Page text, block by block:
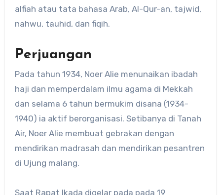
alfiah atau tata bahasa Arab, Al-Qur-an, tajwid,
nahwu, tauhid, dan fiqih.
Perjuangan
Pada tahun 1934, Noer Alie menunaikan ibadah
haji dan memperdalam ilmu agama di Mekkah
dan selama 6 tahun bermukim disana (1934-
1940) ia aktif berorganisasi. Setibanya di Tanah
Air, Noer Alie membuat gebrakan dengan
mendirikan madrasah dan mendirikan pesantren
di Ujung malang.
Saat Rapat Ikada digelar pada pada 19